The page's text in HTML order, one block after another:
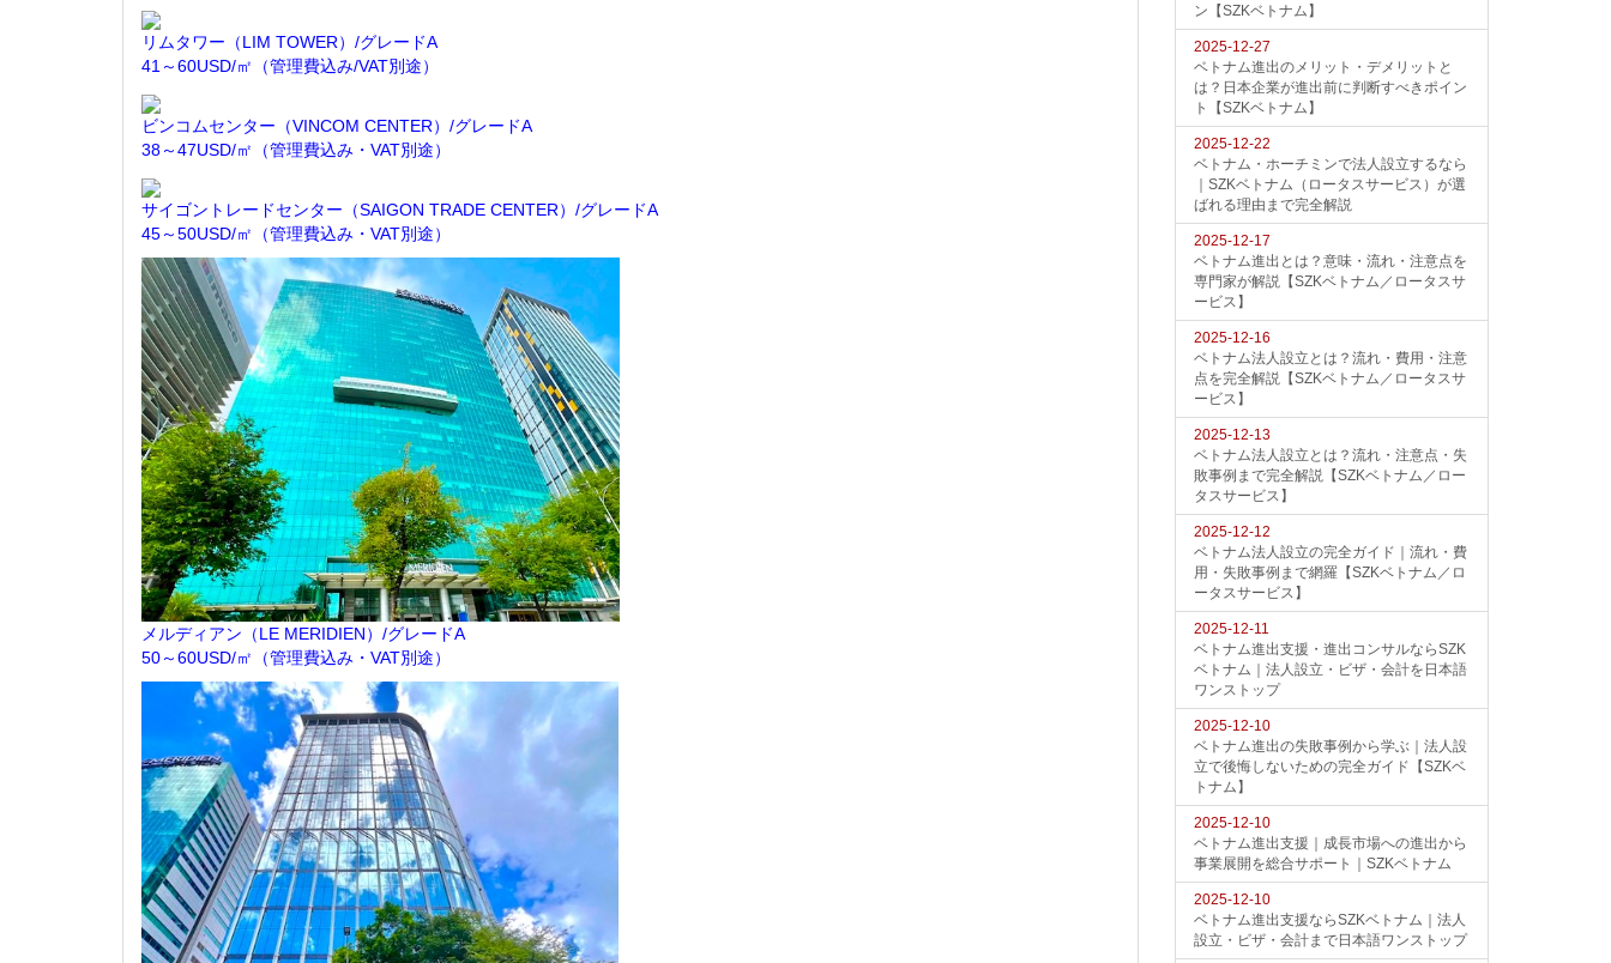
リムタワー（LIM TOWER）/グレードA
41～60USD/㎡（管理費込み/VAT別途）
ビンコムセンター（VINCOM CENTER）/グレードA
38～47USD/㎡（管理費込み・VAT別途）
サイゴントレードセンター（SAIGON TRADE CENTER）/グレードA
45～50USD/㎡（管理費込み・VAT別途）
メルディアン（LE MERIDIEN）/グレードA
50～60USD/㎡（管理費込み・VAT別途）
ン【SZKベトナム】
2025-12-27
ベトナム進出のメリット・デメリットと
は？日本企業が進出前に判断すべきポイン
ト【SZKベトナム】
2025-12-22
ベトナム・ホーチミンで法人設立するなら
｜SZKベトナム（ロータスサービス）が選
ばれる理由まで完全解説
2025-12-17
ベトナム進出とは？意味・流れ・注意点を
専門家が解説【SZKベトナム／ロータスサ
ービス】
2025-12-16
ベトナム法人設立とは？流れ・費用・注意
点を完全解説【SZKベトナム／ロータスサ
ービス】
2025-12-13
ベトナム法人設立とは？流れ・注意点・失
敗事例まで完全解説【SZKベトナム／ロー
タスサービス】
2025-12-12
ベトナム法人設立の完全ガイド｜流れ・費
用・失敗事例まで網羅【SZKベトナム／ロ
ータスサービス】
2025-12-11
ベトナム進出支援・進出コンサルならSZK
ベトナム｜法人設立・ビザ・会計を日本語
ワンストップ
2025-12-10
ベトナム進出の失敗事例から学ぶ｜法人設
立で後悔しないための完全ガイド【SZKベ
トナム】
2025-12-10
ベトナム進出支援｜成長市場への進出から
事業展開を総合サポート｜SZKベトナム
2025-12-10
ベトナム進出支援ならSZKベトナム｜法人
設立・ビザ・会計まで日本語ワンストップ